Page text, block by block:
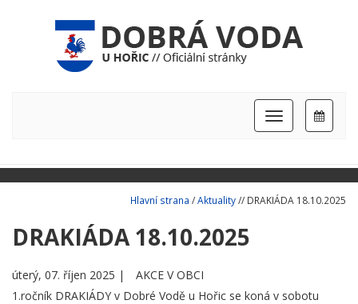
Hlavní
nabídka
Hlavní strana /Aktuality// DRAKIÁDA 18.10.2025
DRAKIÁDA 18.10.2025
úterý, 07. říjen 2025 |
AKCE V OBCI
1.ročník DRAKIÁDY v Dobré Vodě u Hořic se koná v sobotu